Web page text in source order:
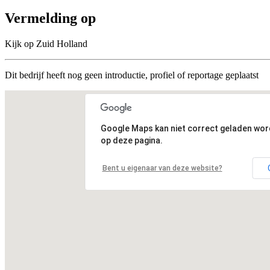
Vermelding op
Kijk op Zuid Holland
Dit bedrijf heeft nog geen introductie, profiel of reportage geplaatst
Google Maps kan niet correct geladen
op deze pagina.
Bent u eigenaar van deze website?